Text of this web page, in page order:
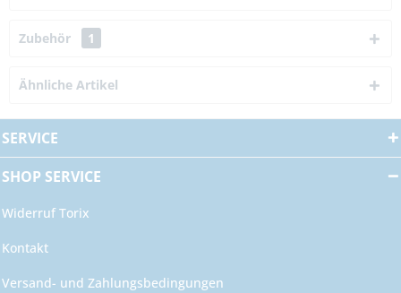
Zubehör 1
Ähnliche Artikel
SERVICE
SHOP SERVICE
Widerruf Torix
Kontakt
Versand- und Zahlungsbedingungen